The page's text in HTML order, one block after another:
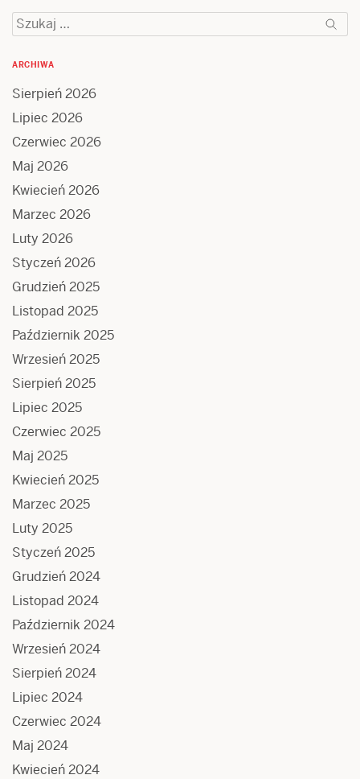
Szukaj:
ARCHIWA
Sierpień 2026
Lipiec 2026
Czerwiec 2026
Maj 2026
Kwiecień 2026
Marzec 2026
Luty 2026
Styczeń 2026
Grudzień 2025
Listopad 2025
Październik 2025
Wrzesień 2025
Sierpień 2025
Lipiec 2025
Czerwiec 2025
Maj 2025
Kwiecień 2025
Marzec 2025
Luty 2025
Styczeń 2025
Grudzień 2024
Listopad 2024
Październik 2024
Wrzesień 2024
Sierpień 2024
Lipiec 2024
Czerwiec 2024
Maj 2024
Kwiecień 2024